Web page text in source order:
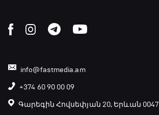
info@fastmedia.am
+374 60 90 00 09
Գարեգին Հովսեփյան 20, Երևան 0047